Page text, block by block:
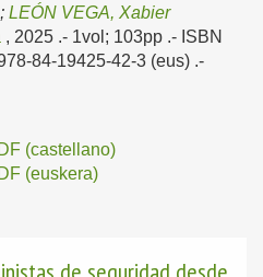
; LEÓN VEGA, Xabier
, 2025 .- 1vol; 103pp .- ISBN
84-19425-42-3 (eus) .-
(castellano)
(euskera)